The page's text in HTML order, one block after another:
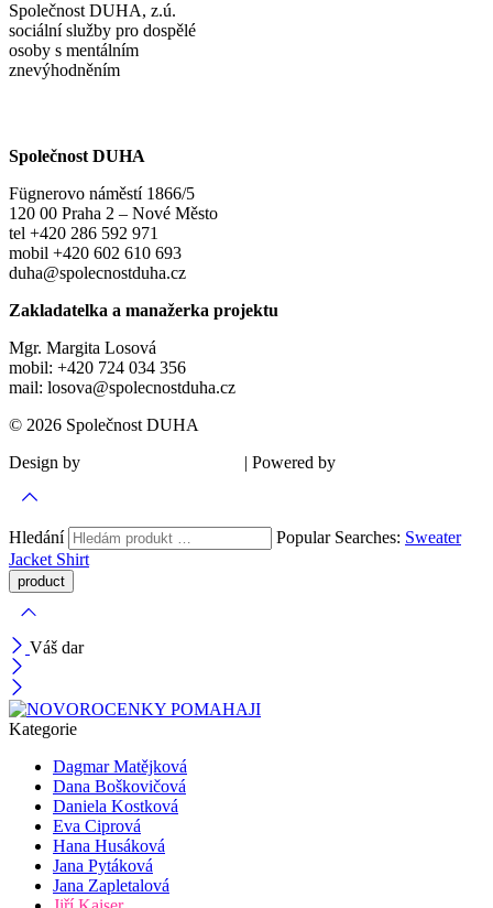
Společnost DUHA, z.ú.
sociální služby pro dospělé
osoby s mentálním
znevýhodněním
Společnost DUHA
Fügnerovo náměstí 1866/5
120 00 Praha 2 – Nové Město
tel +420 286 592 971
mobil +420 602 610 693
duha@spolecnostduha.cz
Zakladatelka a manažerka projektu
Mgr. Margita Losová
mobil: +420 724 034 356
mail: losova@spolecnostduha.cz
© 2026 Společnost DUHA
Design by
| Powered by
Hledání Popular Searches: Sweater
Jacket Shirt
Váš dar
Kategorie
Dagmar Matějková
Dana Boškovičová
Daniela Kostková
Eva Ciprová
Hana Husáková
Jana Pytáková
Jana Zapletalová